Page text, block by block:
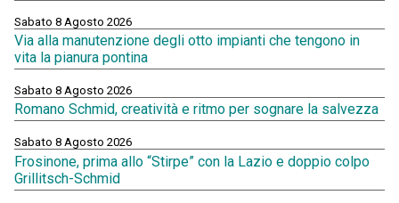
Sabato 8 Agosto 2026
Via alla manutenzione degli otto impianti che tengono in
vita la pianura pontina
Sabato 8 Agosto 2026
Romano Schmid, creatività e ritmo per sognare la salvezza
Sabato 8 Agosto 2026
Frosinone, prima allo “Stirpe” con la Lazio e doppio colpo
Grillitsch-Schmid